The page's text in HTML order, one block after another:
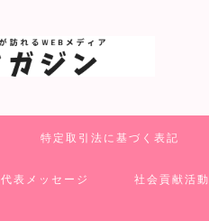
特定取引法に基づく表記
代表メッセージ 社会貢献活動